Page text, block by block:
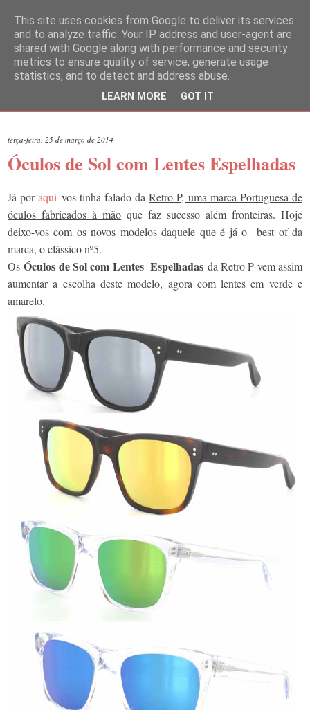
terça-feira, 25 de março de 2014
Óculos de Sol com Lentes Espelhadas
Já poraqui vos tinha falado da Retro P, uma marca Portuguesa de
óculos fabricados à mão que faz sucesso além fronteiras. Hoje
deixo-vos com os novos modelos daquele que é já o best of da
marca, o clássico nº5.
OsÓculos de Sol com Lentes Espelhadas da Retro P vem assim
aumentar a escolha deste modelo, agora com lentes em verde e
amarelo.
This site uses cookies from Google to deliver its services
and to analyze traffic. Your IP address and user-agent are
shared with Google along with performance and security
metrics to ensure quality of service, generate usage
statistics, and to detect and address abuse.
LEARN MORE GOT IT